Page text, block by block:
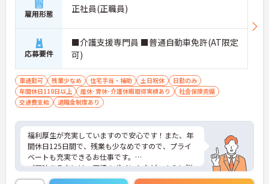
雇用形態 正社員(正職員)
応募要件
■介護支援専門員 ■普通自動車免許(AT限定
可)
車通勤可 残業少なめ 住宅手当・補助 土日祝休
日勤のみ
年間休日110日以上
産休･育休･介護休暇取得実績あり
社会保険完備
交通費支給
退職金制度あり
福利厚生が充実していますので安心です！また、年
間休日125日間で、残業も少なめですので、プライ
ベートも充実できるお仕事です。
ご興味ある方には、面接のポイントなど、さらに詳
細をお話致しますのでお気軽にご相談ください。